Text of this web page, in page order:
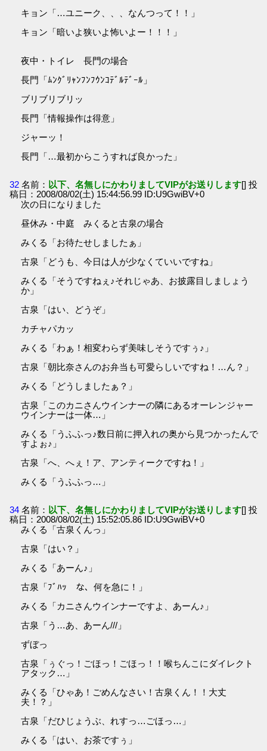
キョン「…ユニーク、、、なんつって！！」
キョン「暗いよ狭いよ怖いよー！！！」
夜中・トイレ 長門の場合
長門「ﾑﾝｸﾞﾘｬﾝﾌﾝﾌｳﾝｺﾃﾞﾙﾃﾞｰﾙ」
ブリブリブリッ
長門「情報操作は得意」
ジャーッ！
長門「…最初からこうすれば良かった」
32 名前： 以下、名無しにかわりましてVIPがお送りします[] 投
稿日：2008/08/02(土) 15:44:56.99 ID:U9GwiBV+0
次の日になりました
昼休み・中庭 みくると古泉の場合
みくる「お待たせしましたぁ」
古泉「どうも、今日は人が少なくていいですね」
みくる「そうですねぇ♪それじゃあ、お披露目しましょう
か」
古泉「はい、どうぞ」
カチャパカッ
みくる「わぁ！相変わらず美味しそうですぅ♪」
古泉「朝比奈さんのお弁当も可愛らしいですね！…ん？」
みくる「どうしましたぁ？」
古泉「このカニさんウインナーの隣にあるオーレンジャー
ウインナーは一体…」
みくる「うふふっ♪数日前に押入れの奥から見つかったんで
すよぉ♪」
古泉「へ、へぇ！ア、アンティークですね！」
みくる「うふふっ…」
34 名前： 以下、名無しにかわりましてVIPがお送りします[] 投
稿日：2008/08/02(土) 15:52:05.86 ID:U9GwiBV+0
みくる「古泉くんっ」
古泉「はい？」
みくる「あーん♪」
古泉「ﾌﾞﾊｯ な、何を急に！」
みくる「カニさんウインナーですよ、あーん♪」
古泉「う…あ、あーん///」
ずぼっ
古泉「ぅぐっ！ごほっ！ごほっ！！喉ちんこにダイレクト
アタック…」
みくる「ひゃあ！ごめんなさい！古泉くん！！大丈
夫！？」
古泉「だひじょうぶ、れすっ…ごほっ…」
みくる「はい、お茶ですぅ」